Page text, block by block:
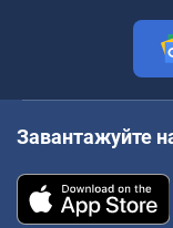
Завантажуйте